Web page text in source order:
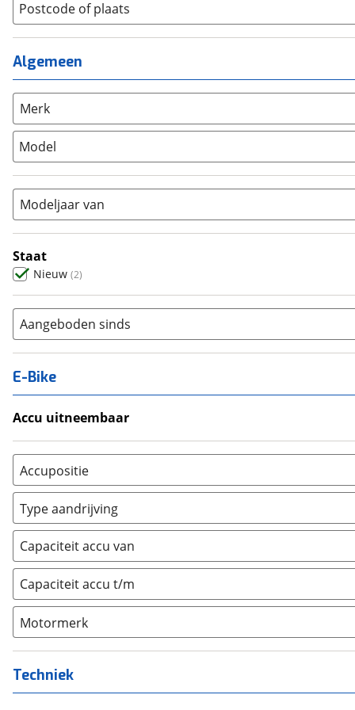
Kinderfiets (0)
Ligfiets (0)
Mountainbike
Overig (0)
Racefiets
Stadsfiets (2)
Tandem
Lage instap (1)
Meisjes
Postcode of plaats
Algemeen
Merk
Model
Modeljaar van
Staat
Nieuw (2)
Aangeboden sinds
E-Bike
Accu uitneembaar
Nee, vast (0)
Accupositie
Bagagedrager (0)
Frame (1 )
Vloer (0
Achterbank (0)
Kofferbak (0)
Overig (0)
Type aandrijving
Achterwiel (0)
Trapas
Voorwiel
Capaciteit accu van
Capaciteit accu t/m
Motormerk
Bosch (0)
Yamaha
Stromer (0)
Techniek